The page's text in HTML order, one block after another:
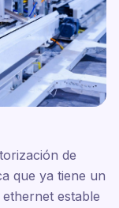
de
que ya tiene un
estable